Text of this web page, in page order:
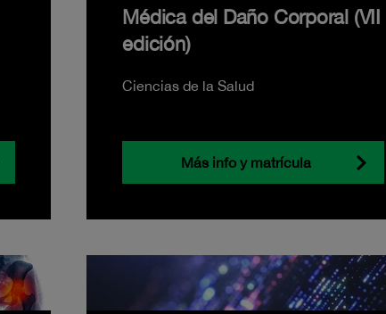
Médica del Daño Corporal (VII
edición)
Ciencias de la Salud
Más info y matrícula